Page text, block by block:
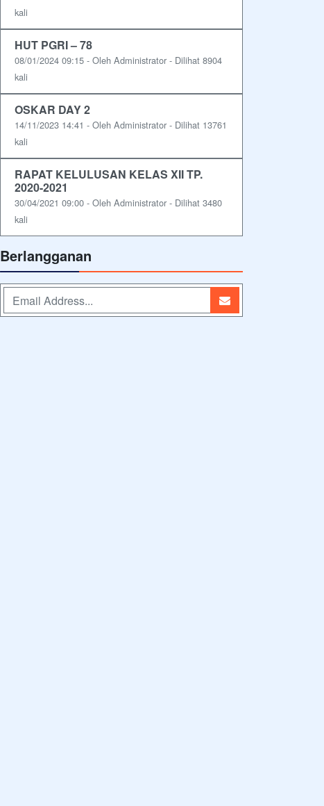
kali
HUT PGRI – 78
08/01/2024 09:15 - Oleh Administrator - Dilihat 8904
kali
OSKAR DAY 2
14/11/2023 14:41 - Oleh Administrator - Dilihat 13761
kali
RAPAT KELULUSAN KELAS XII TP.
2020-2021
30/04/2021 09:00 - Oleh Administrator - Dilihat 3480
kali
Berlangganan